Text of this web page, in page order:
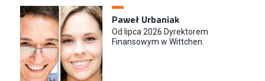
Specjalista ds. Rozwoju Systemów IT (km)
N2H Sp. z o.o.
Zastępca Kierownika Salonu CH Riviera (m/k)
KAN SP Z O O
Paweł Urbaniak
Od lipca 2026 Dyrektorem
Finansowym w Wittchen.